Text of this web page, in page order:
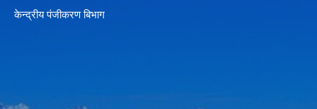
केन्द्रीय पंजीकरण बिभाग